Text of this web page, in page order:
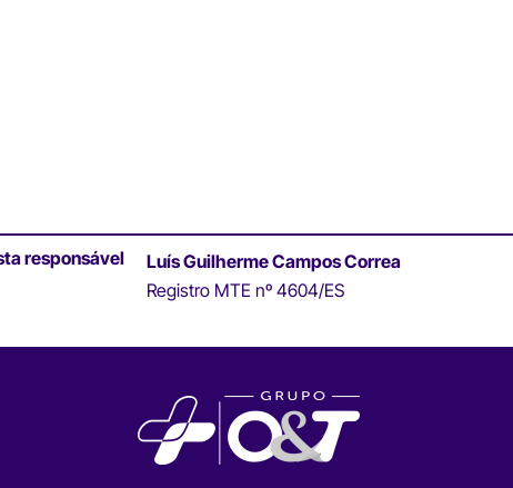
responsável
Luís Guilherme Campos Correa
Registro MTE nº 4604/ES